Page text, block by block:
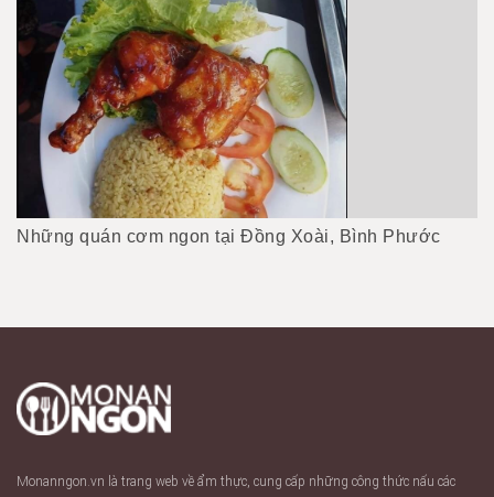
Những quán cơm ngon tại Đồng Xoài, Bình Phước
Monanngon.vn là trang web về ẩm thực, cung cấp những công thức nấu các